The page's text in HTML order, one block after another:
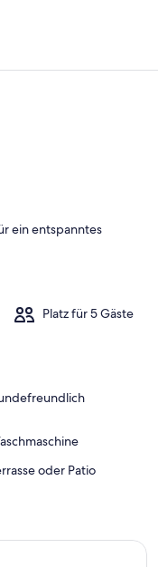
ein entspanntes
Platz für 5 Gäste
oder Patio